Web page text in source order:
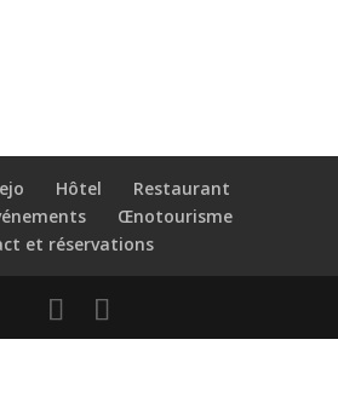
Hôtel
Restaurant
Œnotourisme
et réservations